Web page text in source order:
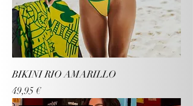
BIKINI RIO AMARILLO
Precio
49,95 €